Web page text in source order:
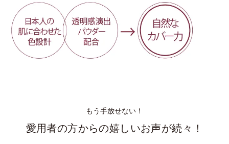
もう手放せない！
愛用者の方からの嬉しいお声が続々！